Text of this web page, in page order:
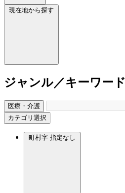
現在地から探す
ジャンル／キーワード
医療・介護
カテゴリ選択
町村字 指定なし